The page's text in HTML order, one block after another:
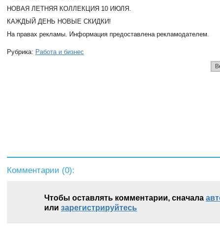
НОВАЯ ЛЕТНЯЯ КОЛЛЕКЦИЯ 10 ИЮЛЯ.
КАЖДЫЙ ДЕНЬ НОВЫЕ СКИДКИ!
На правах рекламы. Информация предоставлена рекламодателем.
Рубрика: Работа и бизнес
Комментарии (0):
Чтобы оставлять комментарии, сначала
или зарегистрируйтесь